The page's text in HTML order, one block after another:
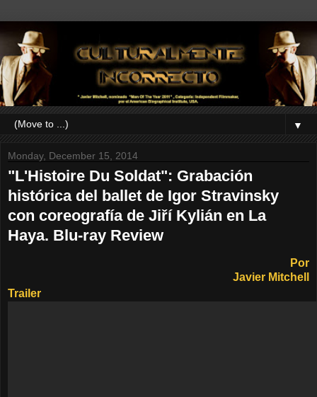
▼
Monday, December 15, 2014
"L'Histoire Du Soldat": Grabación
histórica del ballet de Igor Stravinsky
con coreografía de Jiří Kylián en La
Haya. Blu-ray Review
Por
Javier Mitchell
Trailer